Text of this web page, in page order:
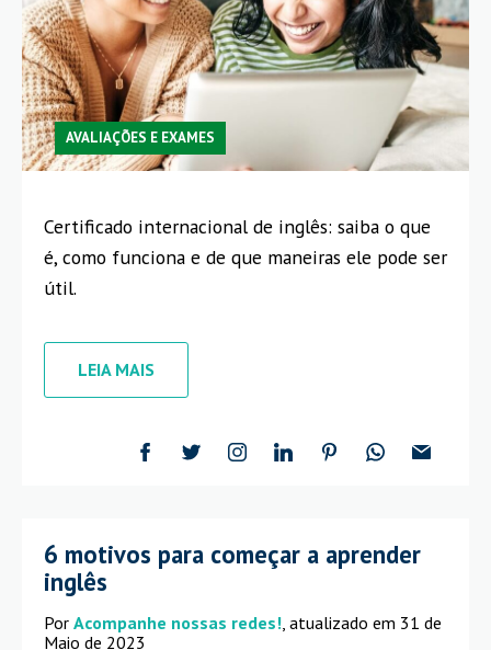
AVALIAÇÕES E EXAMES
Certificado internacional de inglês: saiba o que
é, como funciona e de que maneiras ele pode ser
útil.
LEIA MAIS
6 motivos para começar a aprender
inglês
Por Acompanhe nossas redes! , atualizado em 31 de
Maio de 2023